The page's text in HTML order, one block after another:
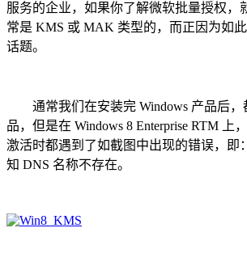
服务的企业，如果你了解微软批量授权，
常是 KMS 或 MAK 类型的，而正因为如
话题。
通常我们在安装完 Windows 产品后，
品，但是在 Windows 8 Enterprise RTM 上
激活时都遇到了如截图中出现的错误，即
知 DNS 名称不存在。